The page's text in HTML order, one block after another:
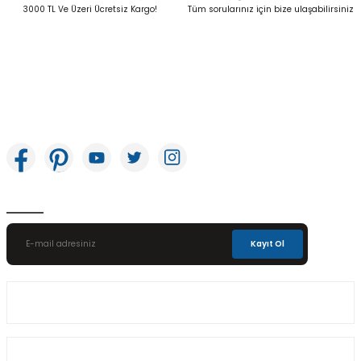
Gönder
3000 TL Ve Üzeri Ücretsiz Kargo! Tüm sorularınız için bize ulaşabilirsiniz
Kayıt Ol